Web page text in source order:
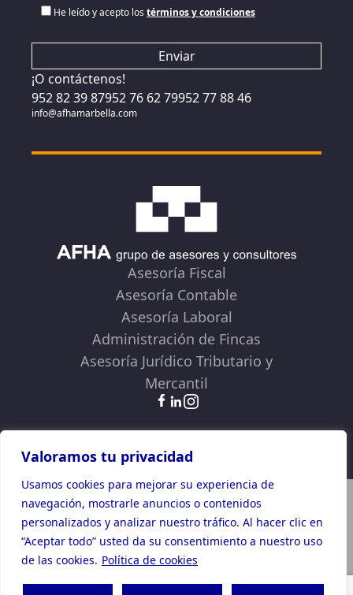
Valoramos tu privacidad
Usamos cookies para mejorar su experiencia de
navegación, mostrarle anuncios o contenidos
personalizados y analizar nuestro tráfico. Al hacer clic en
“Aceptar todo” usted da su consentimiento a nuestro uso
de las cookies. Política de cookies
He leído y acepto los términos y condiciones
¡O contáctenos!
952 82 39 87952 76 62 79952 77 88 46
info@afhamarbella.com
Asesoría Fiscal
Asesoría Contable
Asesoría Laboral
Administración de Fincas
Asesoría Jurídico Tributario y
Mercantil
Plan de Recuperación, Transformación y Resiliencia
Financiado por la Unión Europea -NextGenerationEU